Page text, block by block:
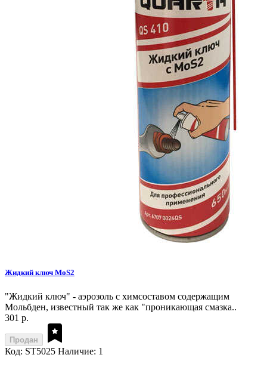
Жидкий ключ MoS2
"Жидкий ключ" - аэрозоль с химсоставом содержащим
Мольбден, известный так же как "проникающая смазка..
301 р.
Продан
Код: ST5025 Наличие: 1